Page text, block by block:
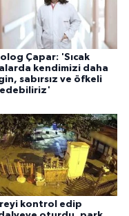
Çapar: 'Sıcak
kendimizi daha
sabırsız ve öfkeli
kontrol edip